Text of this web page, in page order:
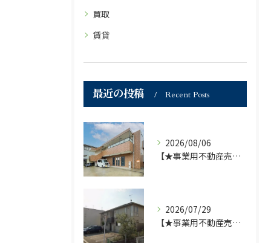
買取
賃貸
最近の投稿 Recent Posts
2026/08/06
【★事業用不動産売買仲介専門部署より★】福岡市の不動産｜株式会社ランドマーク●1棟収益物件・価格が下がりました！！●
2026/07/29
【★事業用不動産売買仲介専門部署より★】福岡市の不動産｜株式会社ランドマーク ●収益物件 「D-roomアネシス」価格改定のお知らせ●